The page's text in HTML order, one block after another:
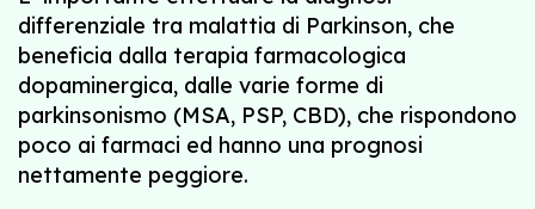
differenziale tra malattia di Parkinson, che
beneficia dalla terapia farmacologica
dopaminergica, dalle varie forme di
parkinsonismo (MSA, PSP, CBD), che rispondono
poco ai farmaci ed hanno una prognosi
nettamente peggiore.